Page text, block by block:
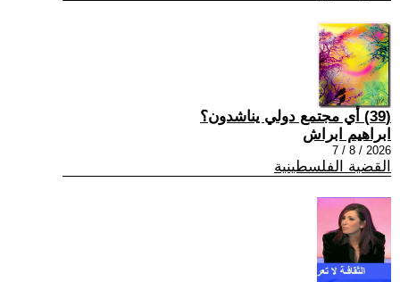
(39) أي مجتمع دولي يناشدون؟
ابراهيم ابراش
2026 / 8 / 7
القضية الفلسطينية